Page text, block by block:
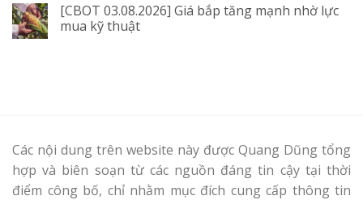
[CBOT 03.08.2026] Giá bắp tăng mạnh nhờ lực
mua kỹ thuật
Các nội dung trên website này được Quang Dũng tổng
hợp và biên soạn từ các nguồn đáng tin cậy tại thời
điểm công bố, chỉ nhằm mục đích cung cấp thông tin